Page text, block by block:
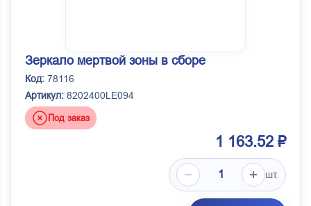
Зеркало мертвой зоны в сборе
Код: 78116
Артикул: 8202400LE094
Под заказ
1 163.52 ₽
шт.